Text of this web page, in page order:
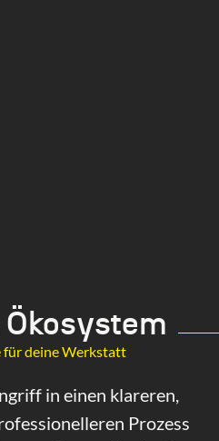
für deine Werkstatt
in einen klareren,
Prozess